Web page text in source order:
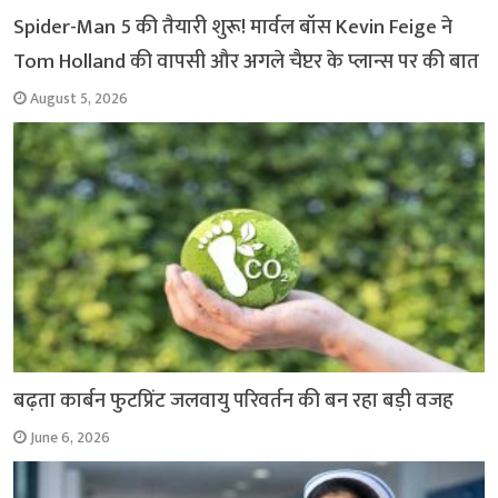
Spider-Man 5 की तैयारी शुरू! मार्वल बॉस Kevin Feige ने
Tom Holland की वापसी और अगले चैप्टर के प्लान्स पर की बात
August 5, 2026
बढ़ता कार्बन फुटप्रिंट जलवायु परिवर्तन की बन रहा बड़ी वजह
June 6, 2026